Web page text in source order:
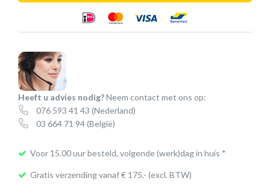
→
RJ9)
aantal
Heeft u advies nodig?Neem contact met ons op:
076 593 41 43 (Nederland)
03 664 71 94(België)
Voor 15.00 uur besteld, volgende (werk)dag in huis *
Gratis verzending vanaf € 175,- (excl. BTW)